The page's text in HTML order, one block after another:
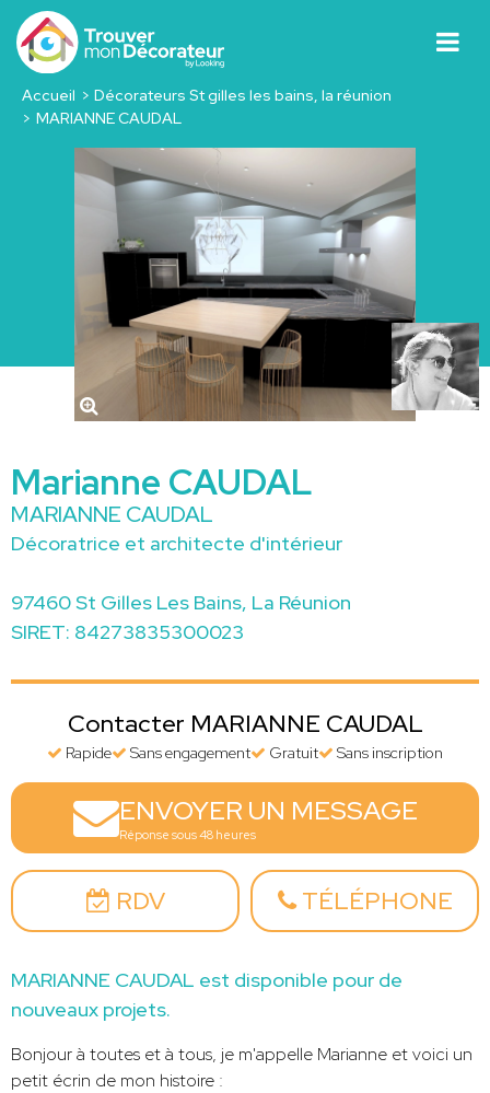
Accueil
Décorateurs St gilles les bains, la réunion
MARIANNE CAUDAL
Marianne CAUDAL
MARIANNE CAUDAL
Décoratrice et architecte d'intérieur
97460 St Gilles Les Bains, La Réunion
SIRET: 84273835300023
Contacter MARIANNE CAUDAL
Rapide Sans engagement Gratuit Sans inscription
ENVOYER UN MESSAGE
Réponse sous 48 heures
RDV TÉLÉPHONE
MARIANNE CAUDAL est disponible pour de
nouveaux projets.
Bonjour à toutes et à tous, je m'appelle Marianne et voici un
petit écrin de mon histoire :